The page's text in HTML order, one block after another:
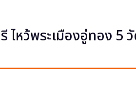
ไหว้พระเมืองอู่ทอง 5